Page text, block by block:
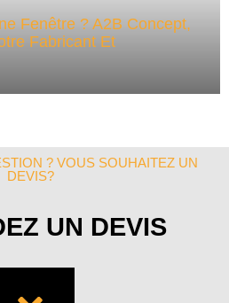
Fenêtre ? A2B Concept,
Fabricant Et
? VOUS SOUHAITEZ UN
DEVIS?
UN DEVIS